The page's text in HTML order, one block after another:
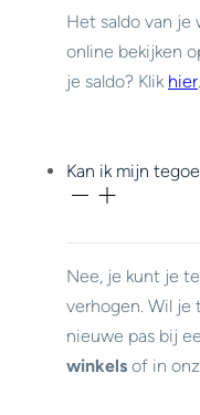
Het saldo van je
online bekijken
je saldo? Klik hier
Kan ik mijn
Nee, je kunt je
verhogen. Wil je
nieuwe pas bij
winkels of in